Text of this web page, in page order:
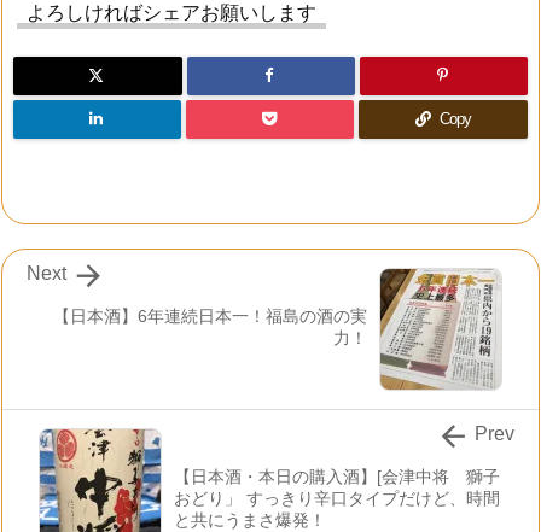
よろしければシェアお願いします
Copy
【日本酒】6年連続日本一！福島の酒の実
力！

Next
【日本酒・本日の購入酒】[会津中将 獅子
おどり」 すっきり辛口タイプだけど、時間
と共にうまさ爆発！
 Prev